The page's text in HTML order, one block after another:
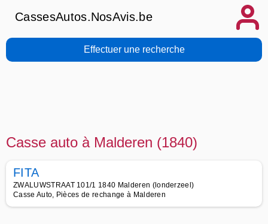
CassesAutos.NosAvis.be
Effectuer une recherche
Casse auto à Malderen (1840)
FITA
ZWALUWSTRAAT 101/1 1840 Malderen (londerzeel)
Casse Auto, Pièces de rechange à Malderen